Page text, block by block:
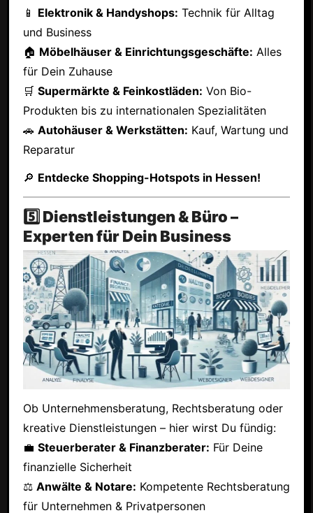
📱 Elektronik & Handyshops: Technik für Alltag
und Business
🏠 Möbelhäuser & Einrichtungsgeschäfte: Alles
für Dein Zuhause
🛒 Supermärkte & Feinkostläden: Von Bio-
Produkten bis zu internationalen Spezialitäten
🚗 Autohäuser & Werkstätten: Kauf, Wartung und
Reparatur
🔎 Entdecke Shopping-Hotspots in Hessen!
5️⃣ Dienstleistungen & Büro –
Experten für Dein Business
Ob Unternehmensberatung, Rechtsberatung oder
kreative Dienstleistungen – hier wirst Du fündig:
💼 Steuerberater & Finanzberater: Für Deine
finanzielle Sicherheit
⚖ Anwälte & Notare: Kompetente Rechtsberatung
für Unternehmen & Privatpersonen